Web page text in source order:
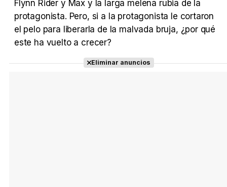
Tráiler 'Do Not Enter' (2026)
Flynn Rider y Max y la larga melena rubia de la
protagonista. Pero, si a la protagonista le cortaron
el pelo para liberarla de la malvada bruja, ¿por qué
este ha vuelto a crecer?
Eliminar anuncios